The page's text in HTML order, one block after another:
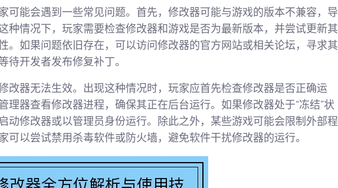
可能会遇到一些常见问题。首先，修改器可能与游戏的版本不兼容，导
种情况下，玩家需要检查修改器和游戏是否为最新版本，并尝试更新其
。如果问题依旧存在，可以访问修改器的官方网站或相关论坛，寻求其
待开发者发布修复补丁。
改器无法生效。出现这种情况时，玩家应首先检查修改器是否正确运
理器查看修改器进程，确保其正在后台运行。如果修改器处于“冻结”状
动修改器或以管理员身份运行。除此之外，某些游戏可能会限制外部程
可以尝试禁用杀毒软件或防火墙，避免软件干扰修改器的运行。